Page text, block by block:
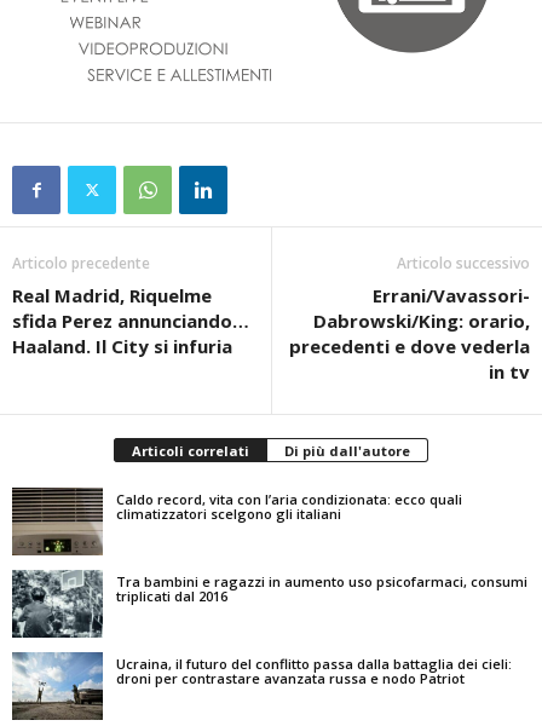
Articolo precedente
Real Madrid, Riquelme
sfida Perez annunciando…
Haaland. Il City si infuria
Articolo successivo
Errani/Vavassori-
Dabrowski/King: orario,
precedenti e dove vederla
in tv
Articoli correlati Di più dall'autore
Caldo record, vita con l’aria condizionata: ecco quali
climatizzatori scelgono gli italiani
Tra bambini e ragazzi in aumento uso psicofarmaci, consumi
triplicati dal 2016
Ucraina, il futuro del conflitto passa dalla battaglia dei cieli:
droni per contrastare avanzata russa e nodo Patriot